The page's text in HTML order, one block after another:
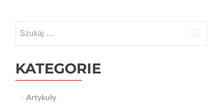
KATEGORIE
Artykuły